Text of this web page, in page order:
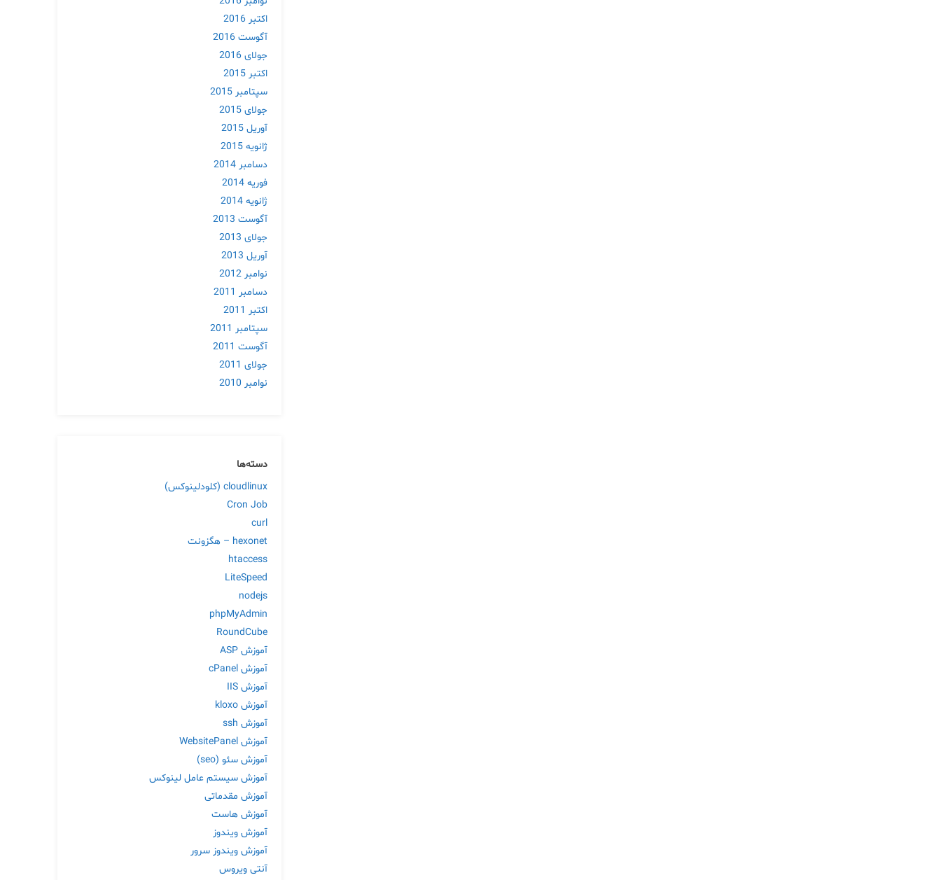
اکتبر 2016
آگوست 2016
جولای 2016
اکتبر 2015
سپتامبر 2015
جولای 2015
آوریل 2015
ژانویه 2015
دسامبر 2014
فوریه 2014
ژانویه 2014
آگوست 2013
جولای 2013
آوریل 2013
نوامبر 2012
دسامبر 2011
اکتبر 2011
سپتامبر 2011
آگوست 2011
جولای 2011
نوامبر 2010
دسته‌ها
cloudlinux (کلودلینوکس)
Cron Job
curl
hexonet – هگزونت
htaccess
LiteSpeed
nodejs
phpMyAdmin
RoundCube
آموزش ASP
آموزش cPanel
آموزش IIS
آموزش kloxo
آموزش ssh
آموزش WebsitePanel
آموزش سئو (seo)
آموزش سیستم عامل لینوکس
آموزش مقدماتی
آموزش هاست
آموزش ویندوز
آموزش ویندوز سرور
آنتی ویروس